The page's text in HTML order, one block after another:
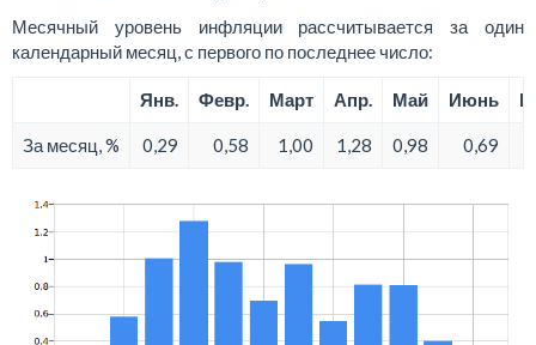
Месячный уровень инфляции рассчитывается за один
календарный месяц, с первого по последнее число:
Янв. Февр. Март Апр. Май Июнь
За месяц, % 0,29 0,58 1,00 1,28 0,98 0,69